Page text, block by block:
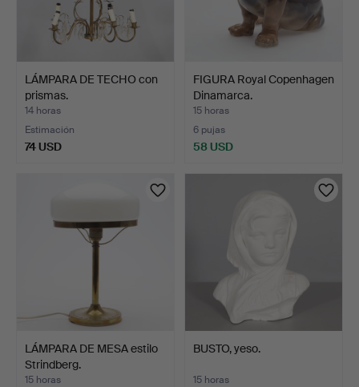
LÁMPARA DE TECHO con
prismas.
14 horas
Estimación
74 USD
FIGURA Royal Copenhagen
Dinamarca.
15 horas
6 pujas
58 USD
LÁMPARA DE MESA estilo
Strindberg.
15 horas
BUSTO, yeso.
15 horas